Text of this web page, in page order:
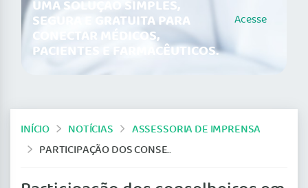
UMA SOLUÇÃO SIMPLES,
SEGURA E GRATUITA PARA
CONECTAR MÉDICOS,
PACIENTES E FARMACÊUTICOS.
Acesse
INÍCIO NOTÍCIAS
ASSESSORIA DE IMPRENSA
PARTICIPAÇÃO DOS CONSELHEIROS EM REUNIÕES DO CRM EM AGOSTO/2004